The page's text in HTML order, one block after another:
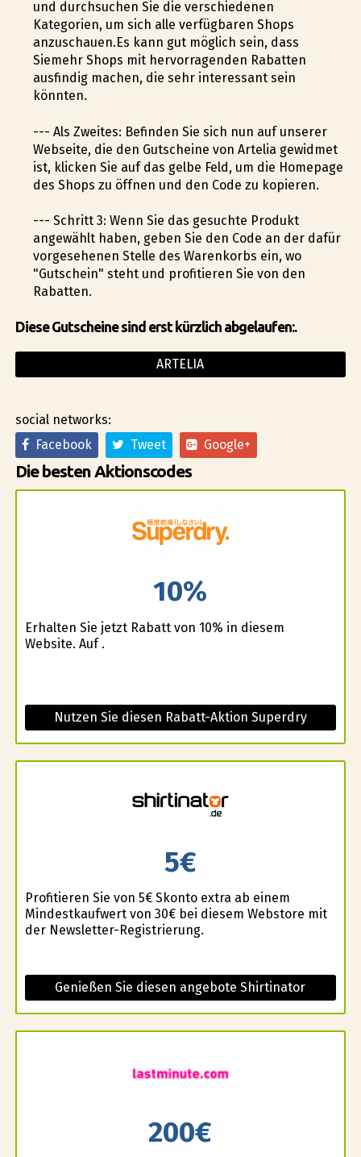
und durchsuchen Sie die verschiedenen
Kategorien, um sich alle verfügbaren Shops
anzuschauen.Es kann gut möglich sein, dass
Siemehr Shops mit hervorragenden Rabatten
ausfindig machen, die sehr interessant sein
könnten.
--- Als Zweites: Befinden Sie sich nun auf unserer
Webseite, die den Gutscheine von Artelia gewidmet
ist, klicken Sie auf das gelbe Feld, um die Homepage
des Shops zu öffnen und den Code zu kopieren.
--- Schritt 3: Wenn Sie das gesuchte Produkt
angewählt haben, geben Sie den Code an der dafür
vorgesehenen Stelle des Warenkorbs ein, wo
"Gutschein" steht und profitieren Sie von den
Rabatten.
Diese Gutscheine sind erst kürzlich abgelaufen:.
ARTELIA
social networks:
Facebook
Tweet Google+
Die besten Aktionscodes
10%
Erhalten Sie jetzt Rabatt von 10% in diesem
Website. Auf .
Nutzen Sie diesen Rabatt-Aktion Superdry
5€
Profitieren Sie von 5€ Skonto extra ab einem
Mindestkaufwert von 30€ bei diesem Webstore mit
der Newsletter-Registrierung.
Genießen Sie diesen angebote Shirtinator
200€